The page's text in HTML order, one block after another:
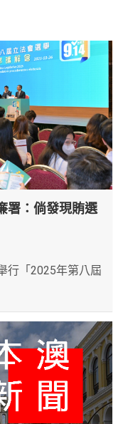
署：倘發現賄選
「2025年第八屆